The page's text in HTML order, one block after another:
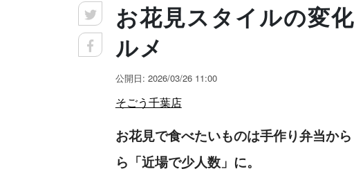
お花見スタイルの変
ルメ
公開日: 2026/03/26 11:00
そごう千葉店
お花見で食べたいものは手作り弁当か
ら「近場で少人数」に。